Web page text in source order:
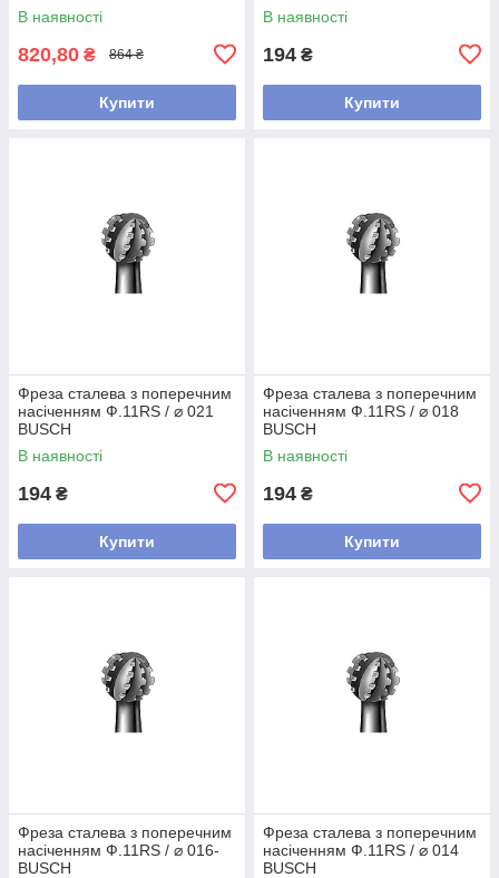
В наявності
820,80 ₴ 864 ₴
Купити
В наявності
194 ₴
Купити
Фреза сталева з поперечним
насіченням Ф.11RS / ⌀ 021
BUSCH
В наявності
194 ₴
Купити
Фреза сталева з поперечним
насіченням Ф.11RS / ⌀ 018
BUSCH
В наявності
194 ₴
Купити
Фреза сталева з поперечним
насіченням Ф.11RS / ⌀ 016-
BUSCH
Фреза сталева з поперечним
насіченням Ф.11RS / ⌀ 014
BUSCH